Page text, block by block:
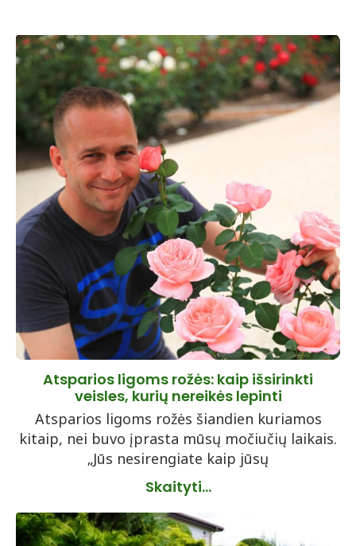
Atsparios ligoms rožės: kaip išsirinkti
veisles, kurių nereikės lepinti
Atsparios ligoms rožės šiandien kuriamos
kitaip, nei buvo įprasta mūsų močiučių laikais.
„Jūs nesirengiate kaip jūsų
Skaityti...